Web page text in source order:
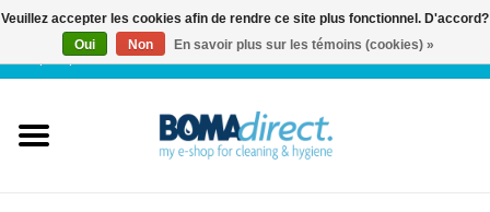
FR| 0 Articles
Veuillez accepter les cookies afin de rendre ce site plus fonctionnel. D'accord?
Oui
Non En savoir plus sur les témoins (cookies) »